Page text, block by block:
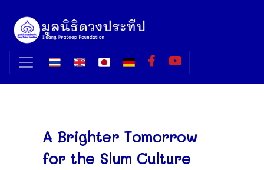
A Brighter Tomorrow
for the Slum Culture